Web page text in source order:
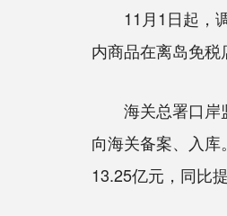
11月1日起，调
内商品在离岛免税
海关总署口岸监
向海关备案、入
13.25亿元，同比